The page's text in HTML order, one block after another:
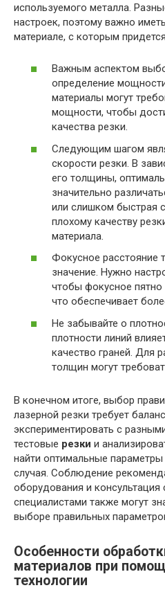
используемого металла.
настроек, поэтому важно
материале, с которым
Важным аспектом
определение
материалы могут
мощности, чтобы
качества резки.
Следующим шагом
скорости резки. В
его толщины,
значительно
или слишком быстрая
плохому качеству
материала.
Фокусное расстояние
значение. Нужно
чтобы фокусное
что обеспечивает
Не забывайте о
плотности линий
качество граней. Для
толщин могут
В конечном итоге, выбор
лазерной резки требует
экспериментировать с
тестовые резки и
найти оптимальные
случая. Соблюдение
оборудования и
специалистами также могут
выборе правильных
Особенности
материалов при
технологии